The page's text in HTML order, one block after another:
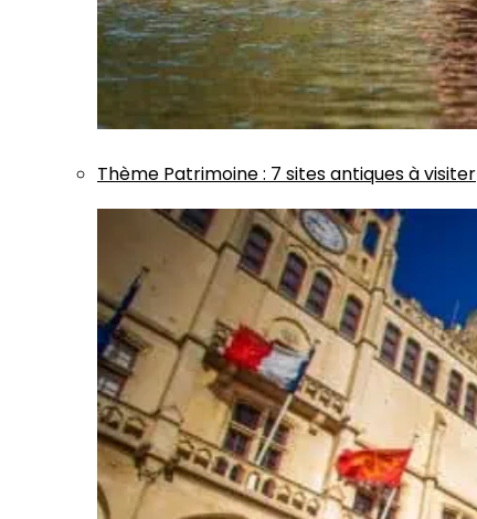
Thème Patrimoine: 7 sites antiques à visiter